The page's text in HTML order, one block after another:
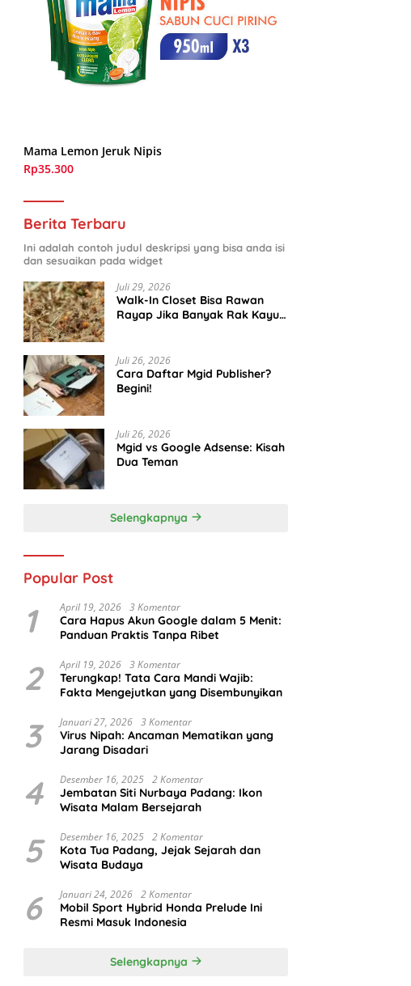
Mama Lemon Jeruk Nipis
Rp35.300
Berita Terbaru
Ini adalah contoh judul deskripsi yang bisa anda isi
dan sesuaikan pada widget
Juli 29, 2026
Walk-In Closet Bisa Rawan
Rayap Jika Banyak Rak Kayu
Juli 26, 2026
Cara Daftar Mgid Publisher?
Begini!
Juli 26, 2026
Mgid vs Google Adsense: Kisah
Dua Teman
Selengkapnya
Popular Post
1 April 19, 2026 3 Komentar
Cara Hapus Akun Google dalam 5 Menit:
Panduan Praktis Tanpa Ribet
2 April 19, 2026 3 Komentar
Terungkap! Tata Cara Mandi Wajib:
Fakta Mengejutkan yang Disembunyikan
3 Januari 27, 2026 3 Komentar
Virus Nipah: Ancaman Mematikan yang
Jarang Disadari
4 Desember 16, 2025 2 Komentar
Jembatan Siti Nurbaya Padang: Ikon
Wisata Malam Bersejarah
5 Desember 16, 2025 2 Komentar
Kota Tua Padang, Jejak Sejarah dan
Wisata Budaya
6 Januari 24, 2026 2 Komentar
Mobil Sport Hybrid Honda Prelude Ini
Resmi Masuk Indonesia
Selengkapnya